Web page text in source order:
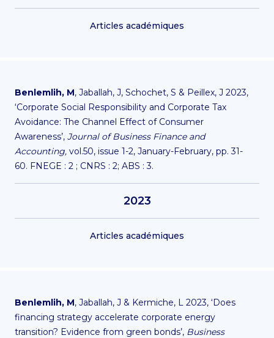
Articles académiques
Benlemlih, M, Jaballah, J, Schochet, S & Peillex, J 2023,
‘Corporate Social Responsibility and Corporate Tax
Avoidance: The Channel Effect of Consumer
Awareness’, Journal of Business Finance and
Accounting, vol.50, issue 1-2, January-February, pp. 31-
60. FNEGE : 2 ; CNRS : 2; ABS : 3.
2023
Articles académiques
Benlemlih, M, Jaballah, J & Kermiche, L 2023, ‘Does
financing strategy accelerate corporate energy
transition? Evidence from green bonds’, Business